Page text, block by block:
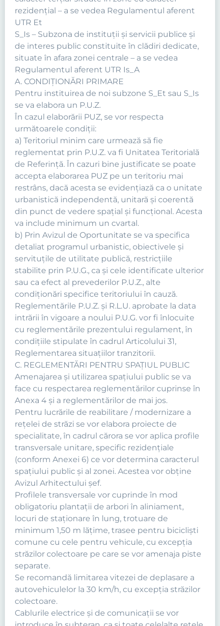
rezidenţial – a se vedea Regulamentul aferent
UTR Et
S_Is – Subzona de instituţii şi servicii publice şi
de interes public constituite în clădiri dedicate,
situate în afara zonei centrale – a se vedea
Regulamentul aferent UTR Is_A
A. CONDIŢIONĂRI PRIMARE
Pentru instituirea de noi subzone S_Et sau S_Is
se va elabora un P.U.Z.
În cazul elaborării PUZ, se vor respecta
următoarele condiţii:
a) Teritoriul minim care urmează să fie
reglementat prin P.U.Z. va fi Unitatea Teritorială
de Referinţă. În cazuri bine justificate se poate
accepta elaborarea PUZ pe un teritoriu mai
restrâns, dacă acesta se evidenţiază ca o unitate
urbanistică independentă, unitară şi coerentă
din punct de vedere spaţial şi funcţional. Acesta
va include minimum un cvartal.
b) Prin Avizul de Oportunitate se va specifica
detaliat programul urbanistic, obiectivele şi
servituţile de utilitate publică, restricţiile
stabilite prin P.U.G., ca şi cele identificate ulterior
sau ca efect al prevederilor P.U.Z., alte
condiţionări specifice teritoriului în cauză.
Reglementările P.U.Z. şi R.L.U. aprobate la data
intrării în vigoare a noului P.U.G. vor fi înlocuite
cu reglementările prezentului regulament, în
condiţiile stipulate în cadrul Articolului 31,
Reglementarea situaţiilor tranzitorii.
C. REGLEMENTĂRI PENTRU SPAȚIUL PUBLIC
Amenajarea şi utilizarea spaţiului public se va
face cu respectarea reglementărilor cuprinse în
Anexa 4 şi a reglementărilor de mai jos.
Pentru lucrările de reabilitare / modernizare a
reţelei de străzi se vor elabora proiecte de
specialitate, în cadrul cărora se vor aplica profile
transversale unitare, specific rezidenţiale
(conform Anexei 6) ce vor determina caracterul
spaţiului public şi al zonei. Acestea vor obține
Avizul Arhitectului șef.
Profilele transversale vor cuprinde în mod
obligatoriu plantaţii de arbori în aliniament,
locuri de staţionare în lung, trotuare de
minimum 1,50 m lăţime, trasee pentru biciclişti
comune cu cele pentru vehicule, cu excepţia
străzilor colectoare pe care se vor amenaja piste
separate.
Se recomandă limitarea vitezei de deplasare a
autovehiculelor la 30 km/h, cu excepţia străzilor
colectoare.
Cablurile electrice şi de comunicaţii se vor